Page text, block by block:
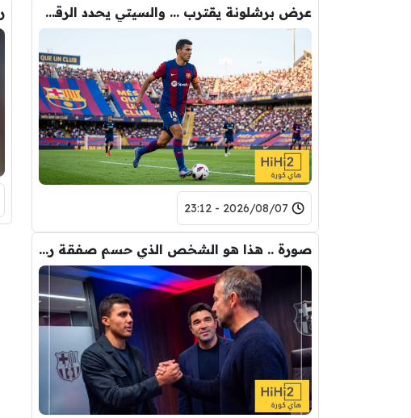
عرض برشلونة يقترب … والسيتي يحدد الرقم النهائي لبيع رودري
2026/08/07 - 23:12
صورة .. هذا هو الشخص الذي حسم صفقة رودري الى برشلونة